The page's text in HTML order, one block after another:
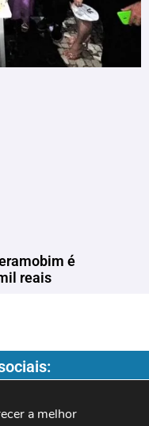
é
reais
a melhor